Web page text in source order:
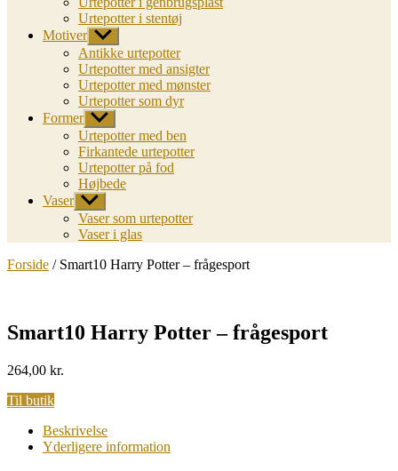
Urtepotter i stentøj
Motiver Vis
undermenu
Antikke urtepotter
Urtepotter med ansigter
Urtepotter med mønster
Urtepotter som dyr
Former Vis
undermenu
Urtepotter med ben
Firkantede urtepotter
Urtepotter på fod
Højbede
Vaser Vis
undermenu
Vaser som urtepotter
Vaser i glas
Forside / Smart10 Harry Potter – frågesport
Smart10 Harry Potter – frågesport
264,00 kr.
Til butik
Beskrivelse
Yderligere information